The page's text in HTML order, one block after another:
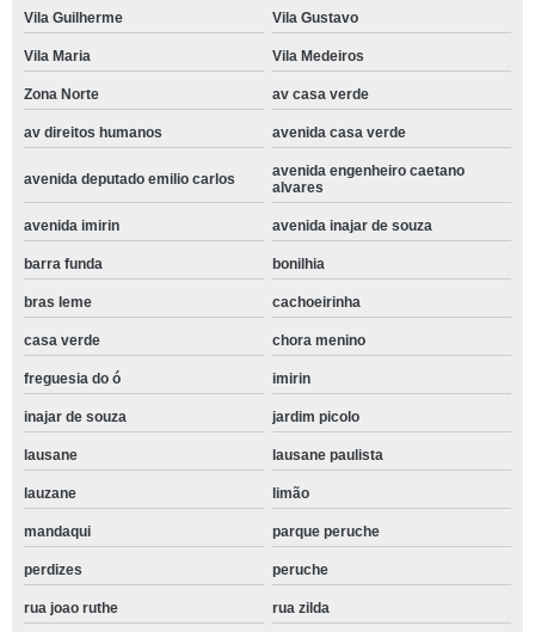
Vila Guilherme Vila Gustavo
Vila Maria Vila Medeiros
Zona Norte av casa verde
av direitos humanos avenida casa verde
avenida deputado emilio carlos
avenida engenheiro caetano
alvares
avenida imirin avenida inajar de souza
barra funda bonilhia
bras leme cachoeirinha
casa verde chora menino
freguesia do ó imirin
inajar de souza jardim picolo
lausane lausane paulista
lauzane limão
mandaqui parque peruche
perdizes peruche
rua joao ruthe rua zilda